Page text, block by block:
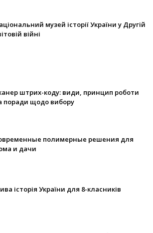
музей історії України у Другій
війні
штрих-коду: види, принцип роботи
поради щодо вибору
полимерные решения для
и дачи
історія України для 8-класників